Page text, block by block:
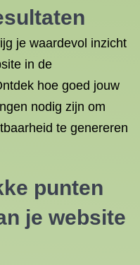
je waardevol inzicht
in de
hoe goed jouw
nodig zijn om
te genereren
punten
je website